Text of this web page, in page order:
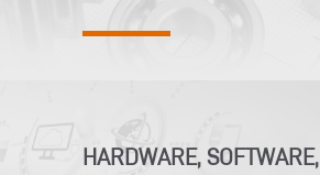
HARDWARE, SOFTWARE,